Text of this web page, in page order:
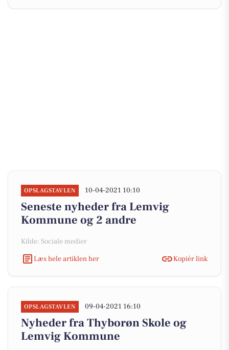
OPSLAGSTAVLEN 10-04-2021 10:10
Seneste nyheder fra Lemvig
Kommune og 2 andre
Kilde: Sociale medier
Læs hele artiklen her
Kopiér link
OPSLAGSTAVLEN 09-04-2021 16:10
Nyheder fra Thyborøn Skole og
Lemvig Kommune